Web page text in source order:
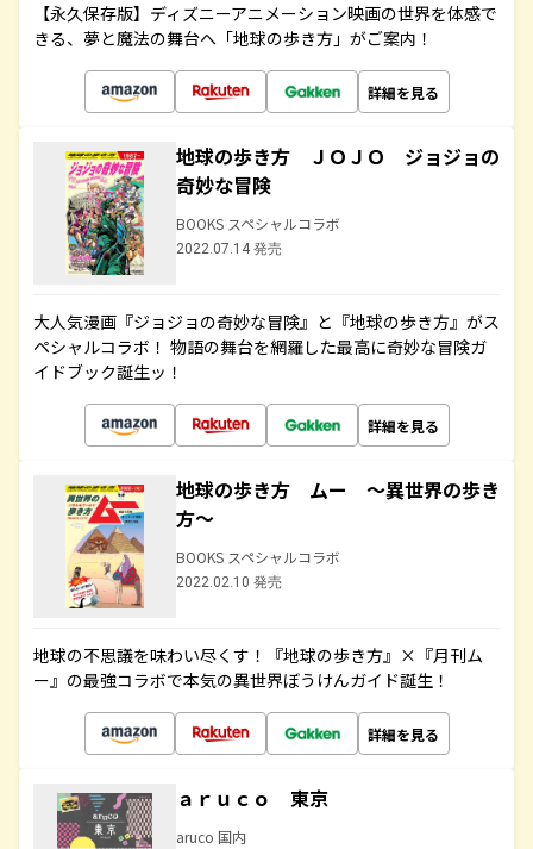
【永久保存版】ディズニーアニメーション映画の世界を体感で
きる、夢と魔法の舞台へ「地球の歩き方」がご案内！
詳細を見る
地球の歩き方 ＪＯＪＯ ジョジョの
奇妙な冒険
BOOKS スペシャルコラボ
2022.07.14 発売
大人気漫画『ジョジョの奇妙な冒険』と『地球の歩き方』がス
ペシャルコラボ！ 物語の舞台を網羅した最高に奇妙な冒険ガ
イドブック誕生ッ！
詳細を見る
地球の歩き方 ムー ～異世界の歩き
方～
BOOKS スペシャルコラボ
2022.02.10 発売
地球の不思議を味わい尽くす！『地球の歩き方』×『月刊ム
ー』の最強コラボで本気の異世界ぼうけんガイド誕生！
詳細を見る
ａｒｕｃｏ 東京
aruco 国内